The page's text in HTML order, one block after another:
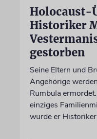
Holocaust-
Historiker
gestorben
Seine Eltern und
Angehörige
Rumbula
einziges
wurde er Historiker